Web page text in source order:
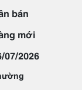
bán
mới
07/2026